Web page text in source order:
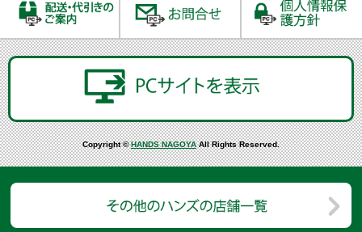
Copyright ©HANDS NAGOYAAll Rights Reserved.